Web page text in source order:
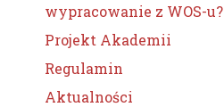
wypracowanie z WOS-u?
Projekt Akademii
Regulamin
Aktualności